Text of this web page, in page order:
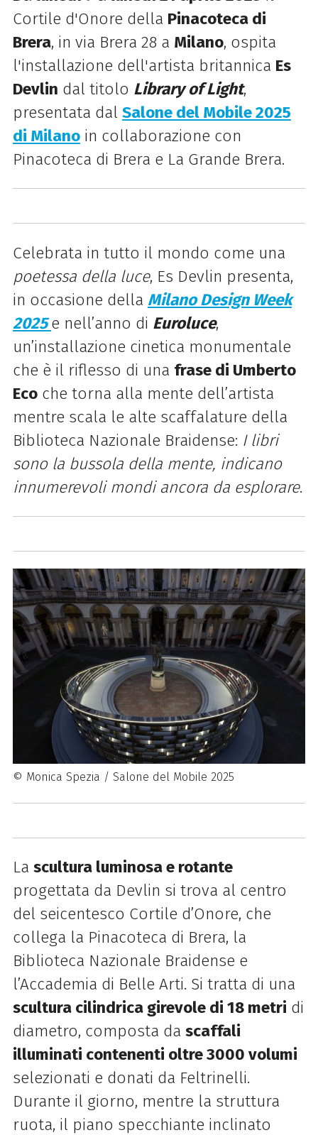
Cortile d'Onore della Pinacoteca di
Brera, in via Brera 28 a Milano, ospita
l'installazione dell'artista britannica Es
Devlin dal titolo Library of Light,
presentata dal Salone del Mobile 2025
di Milanoin collaborazione con
Pinacoteca di Brera e La Grande Brera.
Celebrata in tutto il mondo come una
poetessa della luce, Es Devlin presenta,
in occasione della Milano Design Week
2025e nell’anno di Euroluce,
un’installazione cinetica monumentale
che è il riflesso di una frase di Umberto
Ecoche torna alla mente dell’artista
mentre scala le alte scaffalature della
Biblioteca Nazionale Braidense: I libri
sono la bussola della mente, indicano
innumerevoli mondi ancora da esplorare.
© Monica Spezia / Salone del Mobile 2025
La scultura luminosa e rotante
progettata da Devlin si trova al centro
del seicentesco Cortile d’Onore, che
collega la Pinacoteca di Brera, la
Biblioteca Nazionale Braidense e
l’Accademia di Belle Arti. Si tratta di una
scultura cilindrica girevole di 18 metri di
diametro, composta da scaffali
illuminati contenenti oltre 3000 volumi
selezionati e donati da Feltrinelli.
Durante il giorno, mentre la struttura
ruota, il piano specchiante inclinato